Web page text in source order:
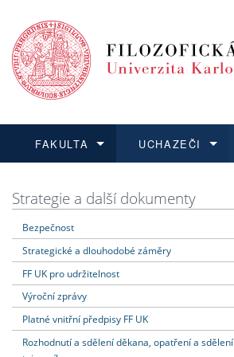
FAKULTA
Dozvědět se více
UCHAZEČI
Podat přihlášku
Dozvědět se více
Dozvědět se více
Dozvědět se více
Strategie a další dokumenty
Bezpečnost
Strategické a dlouhodobé záměry
FF UK pro udržitelnost
Výroční zprávy
Platné vnitřní předpisy FF UK
Rozhodnutí a sdělení děkana, opatření a sdělení